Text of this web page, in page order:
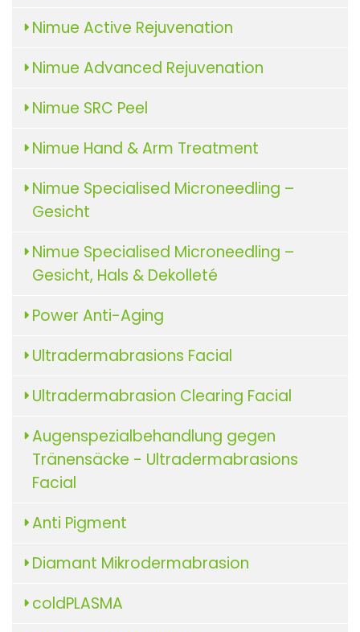
Nimue Active Rejuvenation
Nimue Advanced Rejuvenation
Nimue SRC Peel
Nimue Hand & Arm Treatment
Nimue Specialised Microneedling –
Gesicht
Nimue Specialised Microneedling –
Gesicht, Hals & Dekolleté
Power Anti-Aging
Ultradermabrasions Facial
Ultradermabrasion Clearing Facial
Augenspezialbehandlung gegen
Tränensäcke - Ultradermabrasions
Facial
Anti Pigment
Diamant Mikrodermabrasion
coldPLASMA